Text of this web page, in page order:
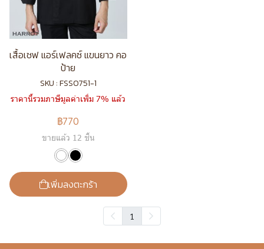
เสื้อเชฟ แอร์เฟลคซ์ แขนยาว คอ
ป้าย
SKU : FSS0751-1
ราคานี้รวมภาษีมูลค่าเพิ่ม 7% แล้ว
฿770
ขายแล้ว 12 ชิ้น
เพิ่มลงตะกร้า
1